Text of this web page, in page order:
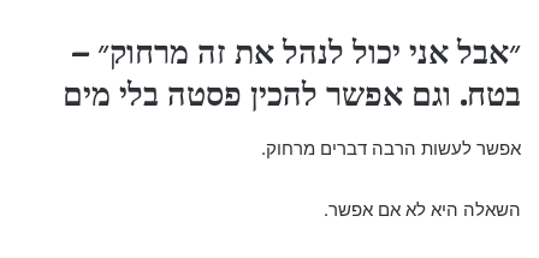
״אבל אני יכול לנהל את זה מרחוק״ –
בטח. וגם אפשר להכין פסטה בלי מים
אפשר לעשות הרבה דברים מרחוק.
השאלה היא לא אם אפשר.